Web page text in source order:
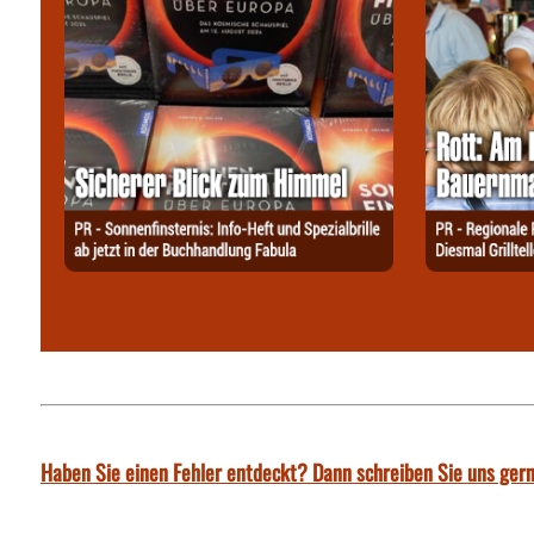
Haben Sie einen Fehler entdeckt? Dann schreiben Sie uns